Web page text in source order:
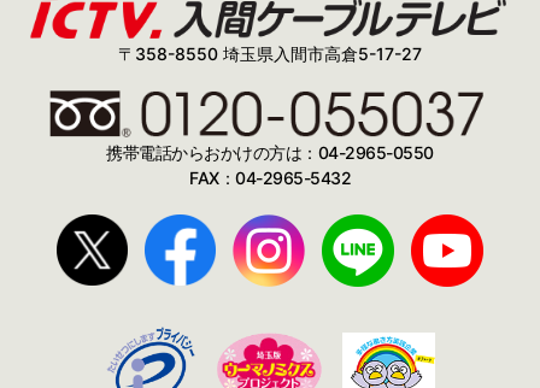
〒358-8550 埼玉県入間市高倉5-17-27
携帯電話からおかけの方は：04-2965-0550
FAX：04-2965-5432